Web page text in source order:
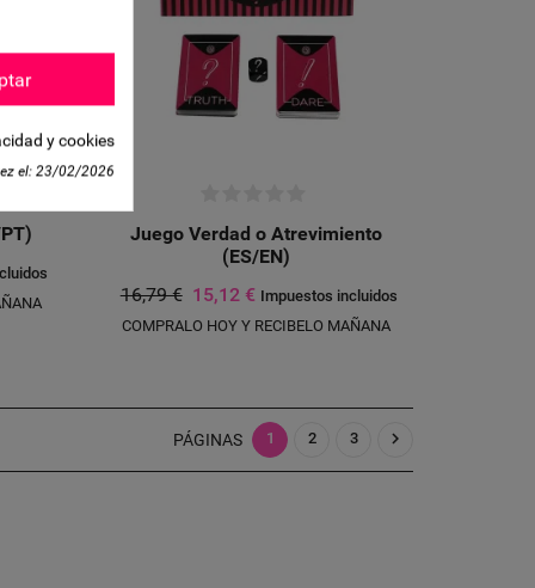
Juego Verdad o Atrevimiento
(ES/EN)
16,79 € 15,12 € Impuestos incluidos
COMPRALO HOY Y RECIBELO MAÑANA
PÁGINAS 1 2 3 
LISTA
CANCELAR
y cookies
el: 23/02/2026